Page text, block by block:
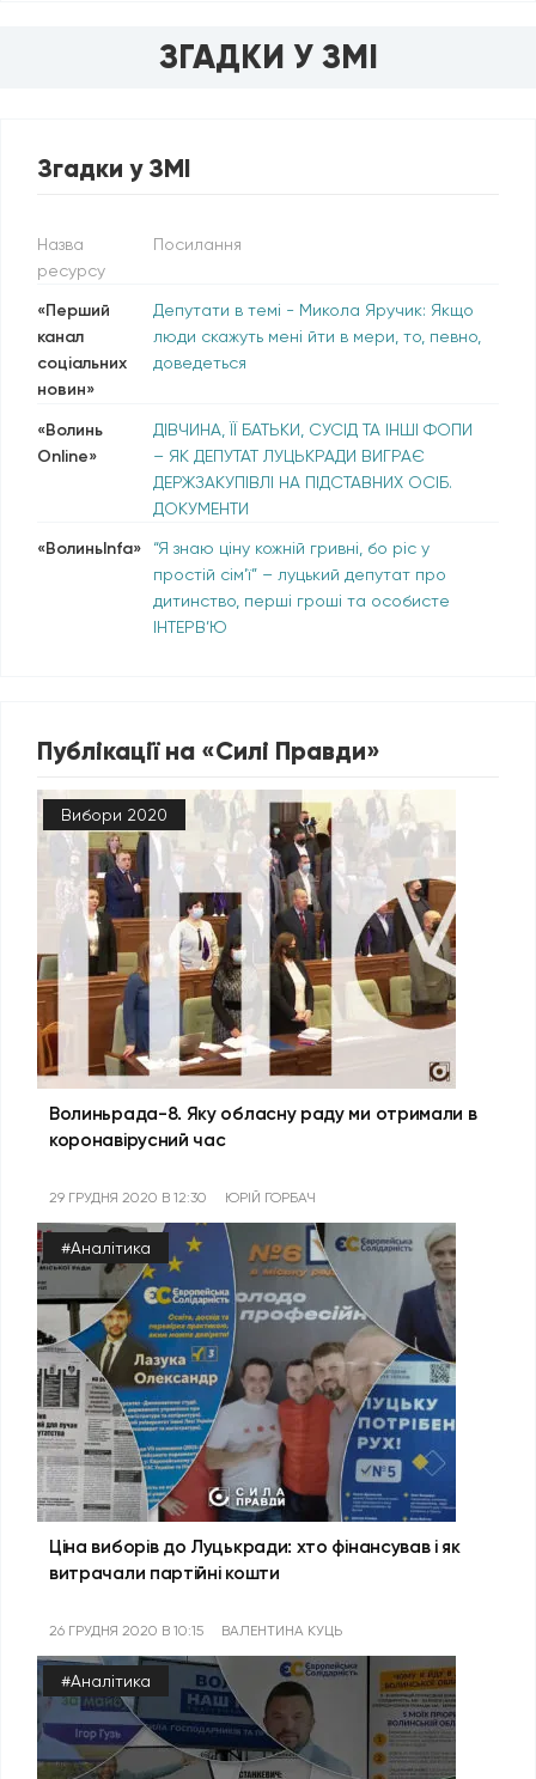
ЗГАДКИ У ЗМІ
Згадки у ЗМІ
Назва
ресурсу
Посилання
«Перший
канал
соціальних
новин»
Депутати в темі - Микола Яручик: Якщо
люди скажуть мені йти в мери, то, певно,
доведеться
«Волинь
Online»
ДІВЧИНА, ЇЇ БАТЬКИ, СУСІД ТА ІНШІ ФОПИ
– ЯК ДЕПУТАТ ЛУЦЬКРАДИ ВИГРАЄ
ДЕРЖЗАКУПІВЛІ НА ПІДСТАВНИХ ОСІБ.
ДОКУМЕНТИ
«ВолиньInfa»
“Я знаю ціну кожній гривні, бо ріс у
простій сім’ї” – луцький депутат про
дитинство, перші гроші та особисте
ІНТЕРВ’Ю
Публікації на «Силі Правди»
Вибори 2020
Волиньрада-8. Яку обласну раду ми отримали в
коронавірусний час
29 ГРУДНЯ 2020 В 12:30 ЮРІЙ ГОРБАЧ
#Аналітика
Ціна виборів до Луцькради: хто фінансував і як
витрачали партійні кошти
26 ГРУДНЯ 2020 В 10:15 ВАЛЕНТИНА КУЦЬ
#Аналітика